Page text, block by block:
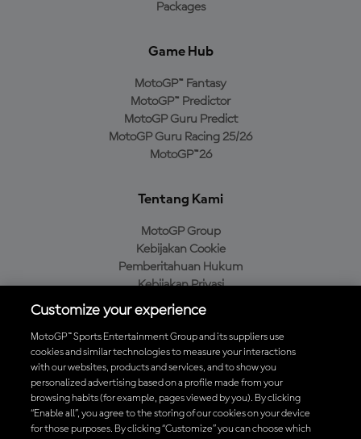
Packages
Game Hub
MotoGP™ Fantasy
MotoGP™ Predictor
MotoGP Guru Predict
MotoGP Guru Racing 25/26
MotoGP™26
Tentang Kami
MotoGP Group
Kebijakan Cookie
Pemberitahuan Hukum
Kebijakan Privasi
Kebijakan Pembelian
Unduh Aplikasi Resmi MotoGP™
Customize your experience
MotoGP™ Sports Entertainment Group and its suppliers use
cookies and similar technologies to measure your interactions
with our websites, products and services, and to show you
personalized advertising based on a profile made from your
browsing habits (for example, pages viewed by you). By clicking
“Enable all”, you agree to the storing of our cookies on your device
for those purposes. By clicking “Customize” you can choose which